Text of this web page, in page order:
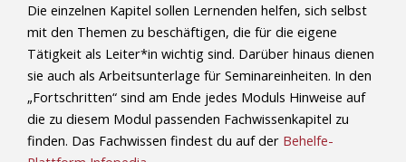
Die einzelnen Kapitel sollen Lernenden helfen, sich selbst
mit den Themen zu beschäftigen, die für die eigene
Tätigkeit als Leiter*in wichtig sind. Darüber hinaus dienen
sie auch als Arbeitsunterlage für Seminareinheiten. In den
„Fortschritten“ sind am Ende jedes Moduls Hinweise auf
die zu diesem Modul passenden Fachwissenkapitel zu
finden. Das Fachwissen findest du auf der Behelfe-